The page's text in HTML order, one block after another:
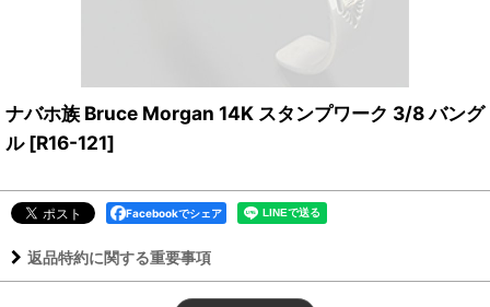
ナバホ族 Bruce Morgan 14K スタンプワーク 3/8 バング
ル [R16-121]
Facebookでシェア
返品特約に関する重要事項